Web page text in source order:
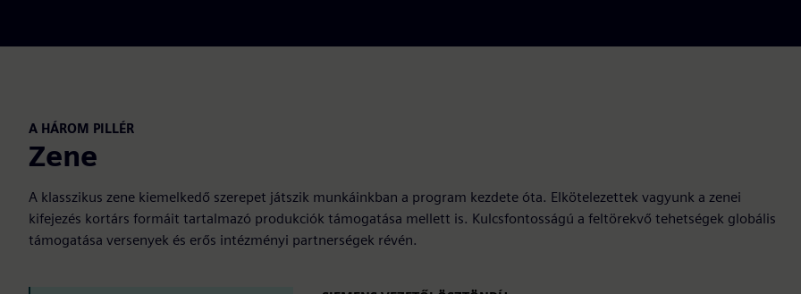
A HÁROM PILLÉR
Zene
A klasszikus zene kiemelkedő szerepet játszik munkáinkban a program kezdete óta. Elkötelezettek vagyunk a zenei
kifejezés kortárs formáit tartalmazó produkciók támogatása mellett is. Kulcsfontosságú a feltörekvő tehetségek globális
támogatása versenyek és erős intézményi partnerségek révén.